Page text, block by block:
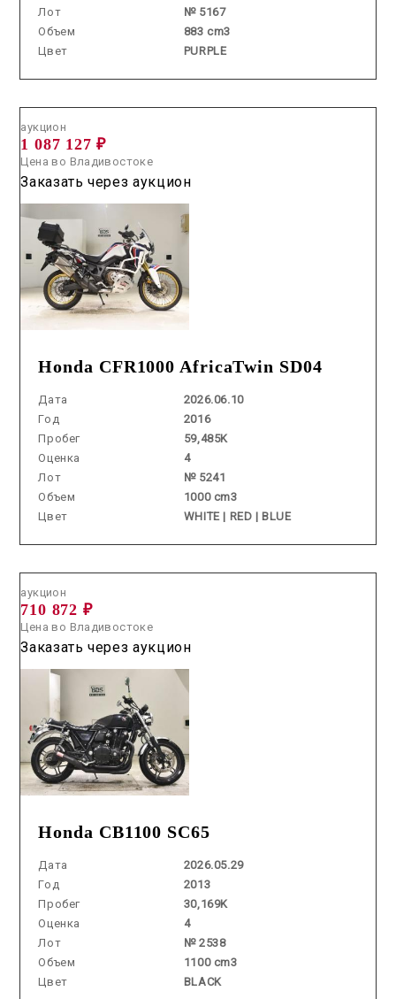
Лот
№ 5167
Объем
883 cm3
Цвет
PURPLE
Honda CFR1000 AfricaTwin SD04
Дата
2026.06.10
Год
2016
Пробег
59,485K
Оценка
4
Лот
№ 5241
Объем
1000 cm3
Цвет
WHITE | RED | BLUE
аукцион
1 087 127 ₽
Цена во Владивостоке
Заказать через аукцион
Honda CB1100 SC65
Дата
2026.05.29
Год
2013
Пробег
30,169K
Оценка
4
Лот
№ 2538
Объем
1100 cm3
Цвет
BLACK
аукцион
710 872 ₽
Цена во Владивостоке
Заказать через аукцион